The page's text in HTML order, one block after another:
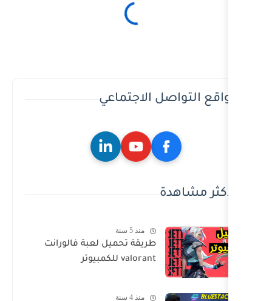
الاجتماعي
طريقة تحميل لعبة فالورانت
valorant للكمبيوتر